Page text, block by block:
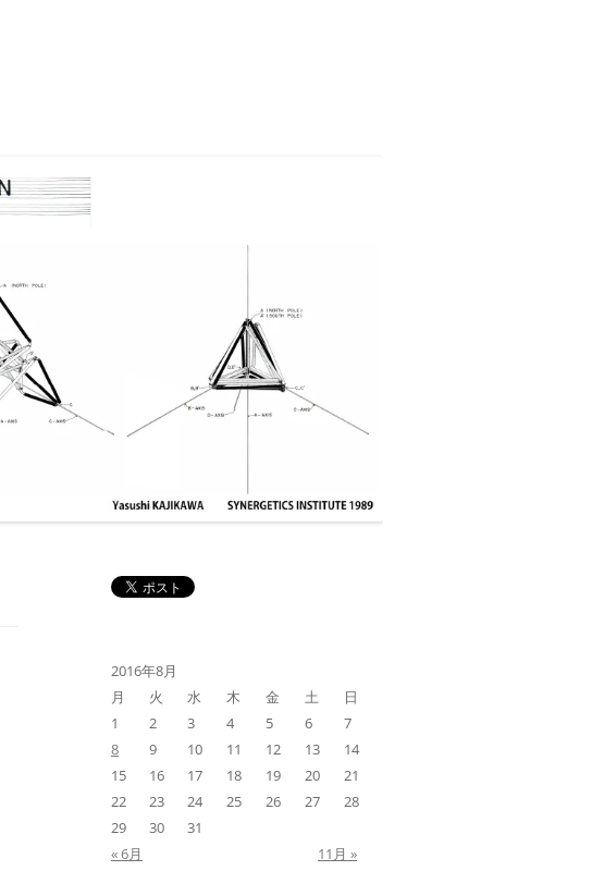
2016年8月
月
火 水 木 金 土
日
1
2 3 4 5 6
7
8
9 10 11 12 13
14
15
16 17 18 19 20
21
22
23 24 25 26 27
28
29
30
31
« 6月
11月 »